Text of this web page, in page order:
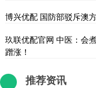
博兴优配 国防部驳斥澳
玖联优配官网 中医：会
蹭涨！
推荐资讯